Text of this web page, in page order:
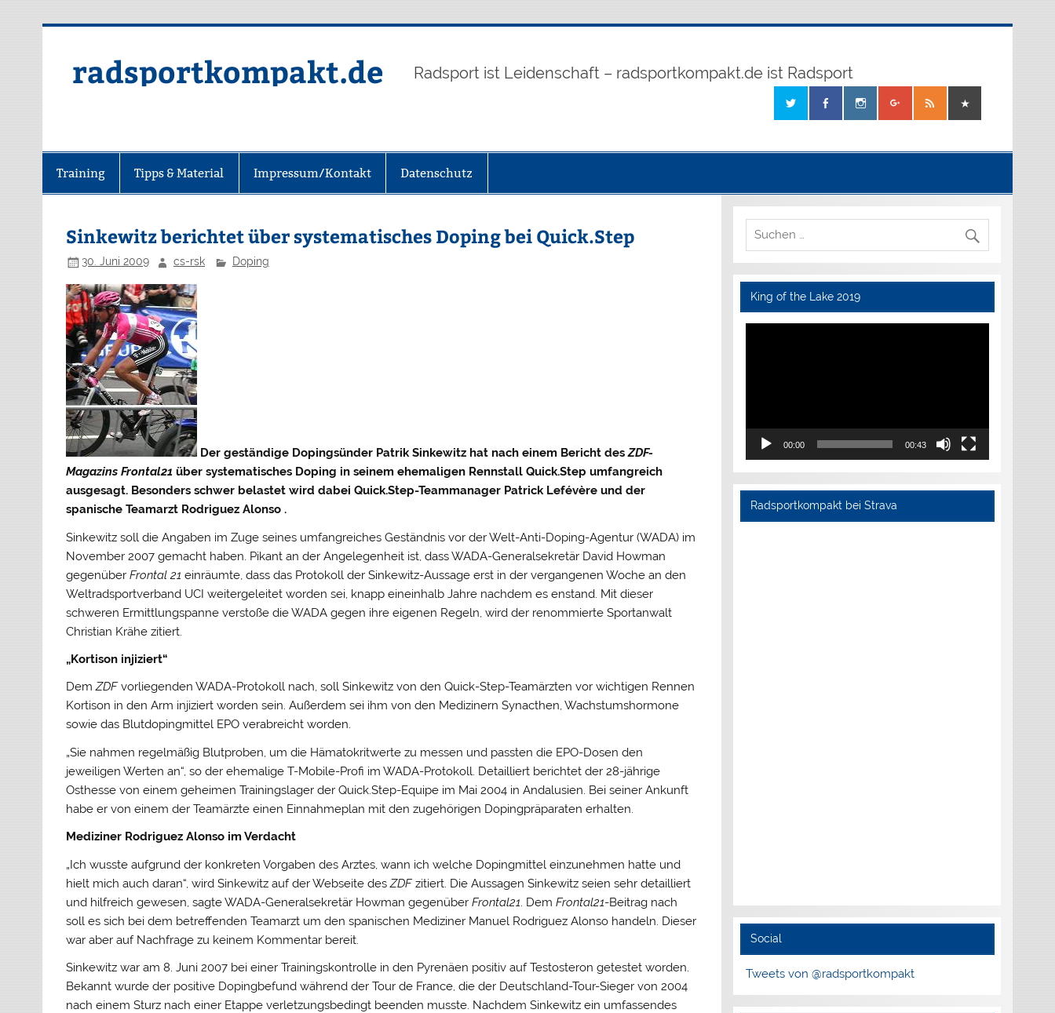
radsportkompakt.de Radsport ist Leidenschaft – radsportkompakt.de ist Radsport
Training Tipps & Material Impressum/Kontakt Datenschutz
Sinkewitz berichtet über systematisches Doping bei Quick.Step
30. Juni 2009 cs-rsk Doping
Der geständige Dopingsünder Patrik Sinkewitz hat nach einem Bericht desZDF-
Magazins Frontal21 über systematisches Doping in seinem ehemaligen Rennstall Quick.Step umfangreich
ausgesagt. Besonders schwer belastet wird dabei Quick.Step-Teammanager Patrick Lefévère und der
spanische Teamarzt Rodriguez Alonso .
Sinkewitz soll die Angaben im Zuge seines umfangreiches Geständnis vor der Welt-Anti-Doping-Agentur (WADA) im
November 2007 gemacht haben. Pikant an der Angelegenheit ist,dass WADA-Generalsekretär David Howman
gegenüberFrontal 21 einräumte, dass das Protokoll der Sinkewitz-Aussage erst in der vergangenen Woche an den
Weltradsportverband UCI weitergeleitet worden sei, knapp eineinhalb Jahre nachdem es enstand. Mit dieser
schweren Ermittlungspanne verstoße die WADA gegen ihre eigenen Regeln, wird der renommierte Sportanwalt
Christian Krähe zitiert.
„Kortison injiziert“
DemZDFvorliegenden WADA-Protokoll nach, soll Sinkewitz von den Quick-Step-Teamärzten vor wichtigen Rennen
Kortison in den Arm injiziert worden sein. Außerdem sei ihm von den Medizinern Synacthen, Wachstumshormone
sowie das Blutdopingmittel EPO verabreicht worden.
„Sie nahmen regelmäßig Blutproben, um die Hämatokritwerte zu messen und passten die EPO-Dosen den
jeweiligen Werten an“, so der ehemalige T-Mobile-Profi im WADA-Protokoll. Detailliert berichtet der 28-jährige
Osthesse von einem geheimen Trainingslager der Quick.Step-Equipe im Mai 2004 in Andalusien. Bei seiner Ankunft
habe er von einem der Teamärzte einen Einnahmeplan mit den zugehörigen Dopingpräparaten erhalten.
Mediziner Rodriguez Alonso im Verdacht
„Ich wusste aufgrund der konkreten Vorgaben des Arztes, wann ich welche Dopingmittel einzunehmen hatte und
hielt mich auch daran“, wird Sinkewitz auf der Webseite desZDFzitiert. Die Aussagen Sinkewitz seien sehr detailliert
und hilfreich gewesen, sagte WADA-Generalsekretär Howman gegenüberFrontal21 . DemFrontal21-Beitrag nach
soll es sich bei dem betreffenden Teamarzt um den spanischen Mediziner Manuel Rodriguez Alonso handeln. Dieser
war aber auf Nachfrage zu keinem Kommentar bereit.
Sinkewitz war am 8. Juni 2007 bei einer Trainingskontrolle in den Pyrenäen positiv auf Testosteron getestet worden.
Bekannt wurde der positive Dopingbefund während der Tour de France, die der Deutschland-Tour-Sieger von 2004
nach einem Sturz nach einer Etappe verletzungsbedingt beenden musste. Nachdem Sinkewitz ein umfassendes
King of the Lake 2019
Video-
00:00 00:43
Radsportkompakt bei Strava
Social
Tweets von @radsportkompakt